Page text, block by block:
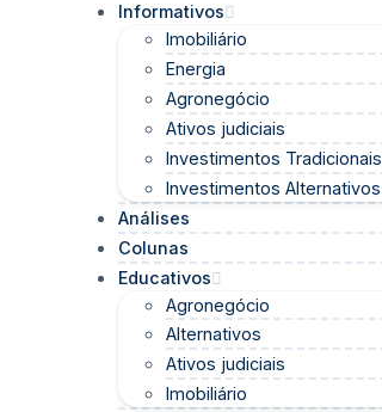
Informativos
Imobiliário
Energia
Agronegócio
Ativos judiciais
Investimentos Tradicionais
Investimentos Alternativos
Análises
Colunas
Educativos
Agronegócio
Alternativos
Ativos judiciais
Imobiliário